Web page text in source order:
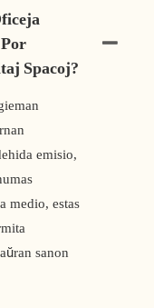
Spacoj?
emisio,
medio, estas
sanon